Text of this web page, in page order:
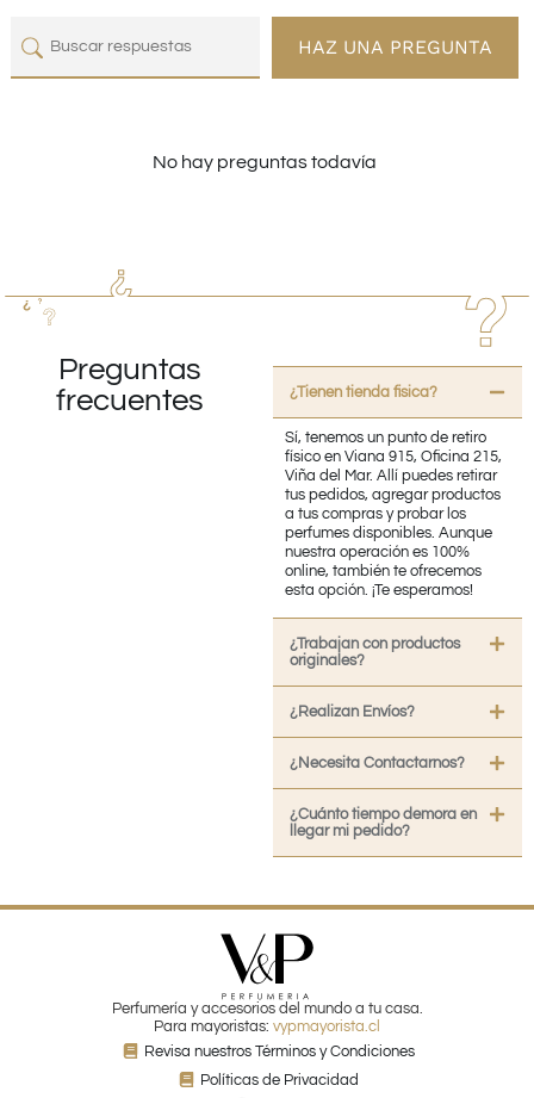
HAZ UNA PREGUNTA
No hay preguntas todavía
Preguntas
frecuentes
¿Tienen tienda fisica?
Sí, tenemos un punto de retiro
físico en Viana 915, Oficina 215,
Viña del Mar. Allí puedes retirar
tus pedidos, agregar productos
a tus compras y probar los
perfumes disponibles. Aunque
nuestra operación es 100%
online, también te ofrecemos
esta opción. ¡Te esperamos!
¿Trabajan con productos
originales?
¿Realizan Envíos?
¿Necesita Contactarnos?
¿Cuánto tiempo demora en
llegar mi pedido?
Perfumería y accesorios del mundo a tu casa.
Para mayoristas: vypmayorista.cl
Revisa nuestros Términos y Condiciones
Políticas de Privacidad